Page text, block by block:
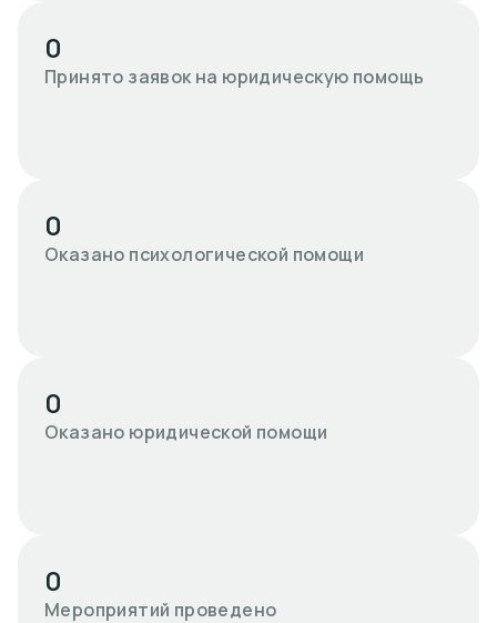
0
Принято заявок на юридическую помощь
0
Оказано психологической помощи
0
Оказано юридической помощи
0
Мероприятий проведено